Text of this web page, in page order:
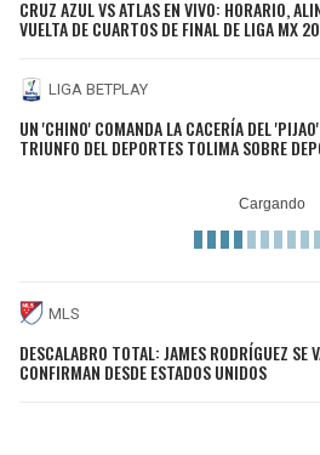
CRUZ AZUL VS ATLAS EN VIVO: HORARIO,
VUELTA DE CUARTOS DE FINAL DE LIGA MX
LIGA BETPLAY
UN 'CHINO' COMANDA LA CACERÍA DEL
TRIUNFO DEL DEPORTES TOLIMA SOBRE
MLS
DESCALABRO TOTAL: JAMES RODRÍGUEZ SE
CONFIRMAN DESDE ESTADOS UNIDOS